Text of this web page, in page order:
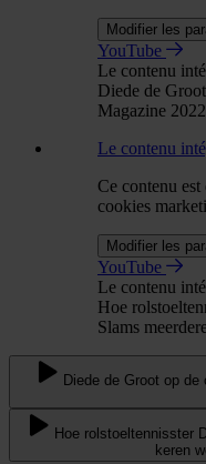
Modifier les
YouTube
Le contenu
Diede de
Magazine
Le contenu
Ce contenu
cookies
Modifier les
YouTube
Le contenu
Hoe
Slams
Diede de Groot op
Hoe rolstoeltennisster